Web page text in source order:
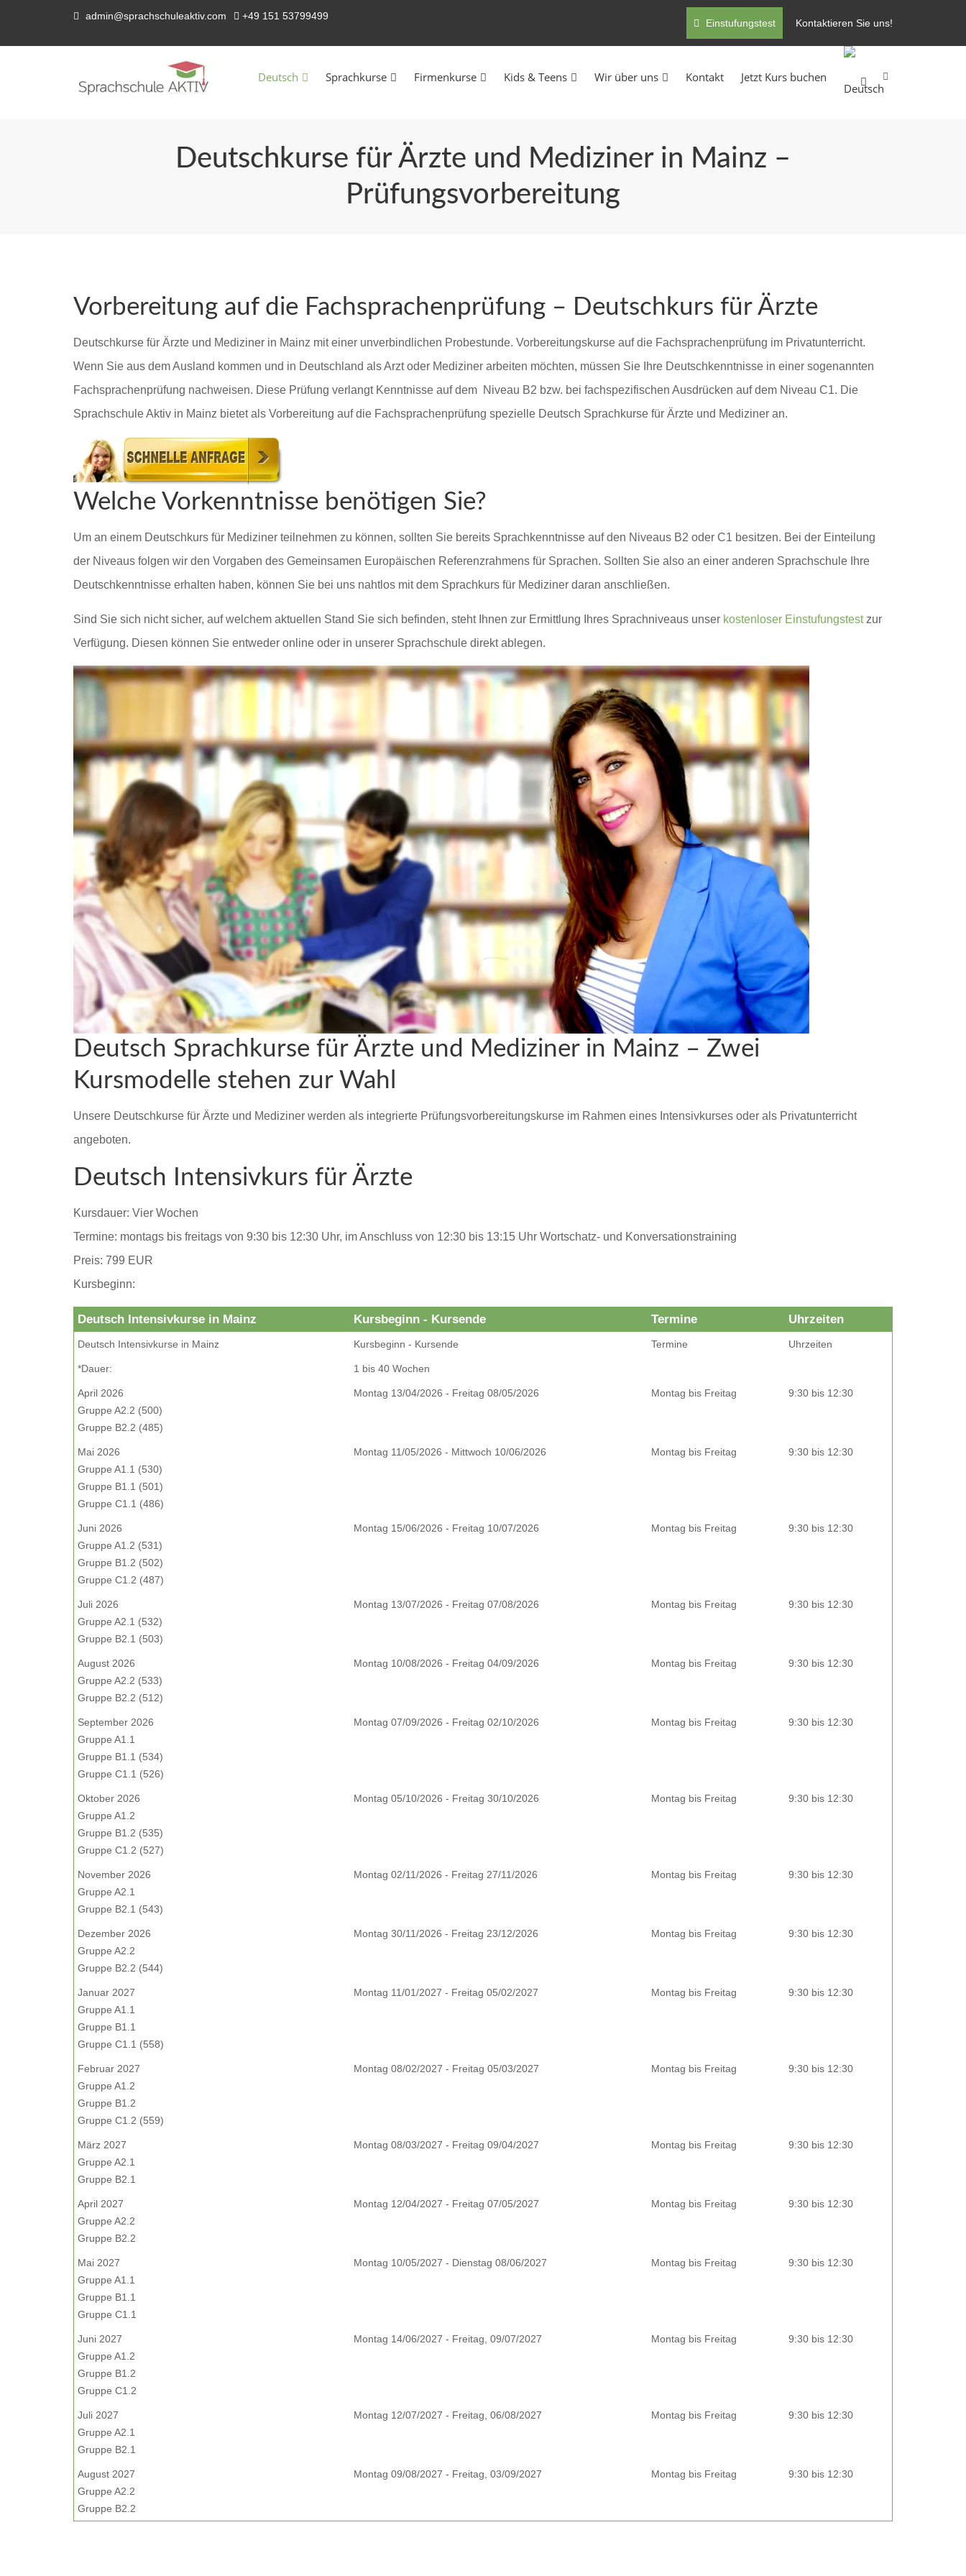
admin@sprachschuleaktiv.com +49 151 53799499
Einstufungstest Kontaktieren Sie uns!
Deutsch Sprachkurse Firmenkurse Kids & Teens Wir über uns Kontakt Jetzt Kurs buchen
Deutschkurse für Ärzte und Mediziner in Mainz –
Prüfungsvorbereitung
Vorbereitung auf die Fachsprachenprüfung – Deutschkurs für Ärzte
Deutschkurse für Ärzte und Mediziner in Mainz mit einer unverbindlichen Probestunde. Vorbereitungskurse auf die Fachsprachenprüfung im Privatunterricht.
Wenn Sie aus dem Ausland kommen und in Deutschland als Arzt oder Mediziner arbeiten möchten, müssen Sie Ihre Deutschkenntnisse in einer sogenannten
Fachsprachenprüfung nachweisen. Diese Prüfung verlangt Kenntnisse auf dem Niveau B2 bzw. bei fachspezifischen Ausdrücken auf dem Niveau C1. Die
Sprachschule Aktiv in Mainz bietet als Vorbereitung auf die Fachsprachenprüfung spezielle Deutsch Sprachkurse für Ärzte und Mediziner an.
Welche Vorkenntnisse benötigen Sie?
Um an einem Deutschkurs für Mediziner teilnehmen zu können, sollten Sie bereits Sprachkenntnisse auf den Niveaus B2 oder C1 besitzen. Bei der Einteilung
der Niveaus folgen wir den Vorgaben des Gemeinsamen Europäischen Referenzrahmens für Sprachen. Sollten Sie also an einer anderen Sprachschule Ihre
Deutschkenntnisse erhalten haben, können Sie bei uns nahtlos mit dem Sprachkurs für Mediziner daran anschließen.
Sind Sie sich nicht sicher, auf welchem aktuellen Stand Sie sich befinden, steht Ihnen zur Ermittlung Ihres Sprachniveaus unser kostenloser Einstufungstestzur
Verfügung. Diesen können Sie entweder online oder in unserer Sprachschule direkt ablegen.
Deutsch Sprachkurse für Ärzte und Mediziner in Mainz – Zwei
Kursmodelle stehen zur Wahl
Unsere Deutschkurse für Ärzte und Mediziner werden als integrierte Prüfungsvorbereitungskurse im Rahmen eines Intensivkurses oder als Privatunterricht
angeboten.
Deutsch Intensivkurs für Ärzte
Kursdauer: Vier Wochen
Termine: montags bis freitags von 9:30 bis 12:30 Uhr, im Anschluss von 12:30 bis 13:15 Uhr Wortschatz- und Konversationstraining
Preis: 799 EUR
Kursbeginn:
Deutsch Intensivkurse in Mainz Kursbeginn - Kursende Termine Uhrzeiten
Deutsch Intensivkurse in Mainz Kursbeginn - Kursende Termine Uhrzeiten
*Dauer: 1 bis 40 Wochen
April 2026
Gruppe A2.2 (500)
Gruppe B2.2 (485)
Montag 13/04/2026 - Freitag 08/05/2026 Montag bis Freitag 9:30 bis 12:30
Mai 2026
Gruppe A1.1 (530)
Gruppe B1.1 (501)
Gruppe C1.1 (486)
Montag 11/05/2026 - Mittwoch 10/06/2026 Montag bis Freitag 9:30 bis 12:30
Juni 2026
Gruppe A1.2 (531)
Gruppe B1.2 (502)
Gruppe C1.2 (487)
Montag 15/06/2026 - Freitag 10/07/2026 Montag bis Freitag 9:30 bis 12:30
Juli 2026
Gruppe A2.1 (532)
Gruppe B2.1 (503)
Montag 13/07/2026 - Freitag 07/08/2026 Montag bis Freitag 9:30 bis 12:30
August 2026
Gruppe A2.2 (533)
Gruppe B2.2 (512)
Montag 10/08/2026 - Freitag 04/09/2026 Montag bis Freitag 9:30 bis 12:30
September 2026
Gruppe A1.1
Gruppe B1.1 (534)
Gruppe C1.1 (526)
Montag 07/09/2026 - Freitag 02/10/2026 Montag bis Freitag 9:30 bis 12:30
Oktober 2026
Gruppe A1.2
Gruppe B1.2 (535)
Gruppe C1.2 (527)
Montag 05/10/2026 - Freitag 30/10/2026 Montag bis Freitag 9:30 bis 12:30
November 2026
Gruppe A2.1
Gruppe B2.1 (543)
Montag 02/11/2026 - Freitag 27/11/2026 Montag bis Freitag 9:30 bis 12:30
Dezember 2026
Gruppe A2.2
Gruppe B2.2 (544)
Montag 30/11/2026 - Freitag 23/12/2026 Montag bis Freitag 9:30 bis 12:30
Januar 2027
Gruppe A1.1
Gruppe B1.1
Gruppe C1.1 (558)
Montag 11/01/2027 - Freitag 05/02/2027 Montag bis Freitag 9:30 bis 12:30
Februar 2027
Gruppe A1.2
Gruppe B1.2
Gruppe C1.2 (559)
Montag 08/02/2027 - Freitag 05/03/2027 Montag bis Freitag 9:30 bis 12:30
März 2027
Gruppe A2.1
Gruppe B2.1
Montag 08/03/2027 - Freitag 09/04/2027 Montag bis Freitag 9:30 bis 12:30
April 2027
Gruppe A2.2
Gruppe B2.2
Montag 12/04/2027 - Freitag 07/05/2027 Montag bis Freitag 9:30 bis 12:30
Mai 2027
Gruppe A1.1
Gruppe B1.1
Gruppe C1.1
Montag 10/05/2027 - Dienstag 08/06/2027 Montag bis Freitag 9:30 bis 12:30
Juni 2027
Gruppe A1.2
Gruppe B1.2
Gruppe C1.2
Montag 14/06/2027 - Freitag, 09/07/2027 Montag bis Freitag 9:30 bis 12:30
Juli 2027
Gruppe A2.1
Gruppe B2.1
Montag 12/07/2027 - Freitag, 06/08/2027 Montag bis Freitag 9:30 bis 12:30
August 2027
Gruppe A2.2
Gruppe B2.2
Montag 09/08/2027 - Freitag, 03/09/2027 Montag bis Freitag 9:30 bis 12:30